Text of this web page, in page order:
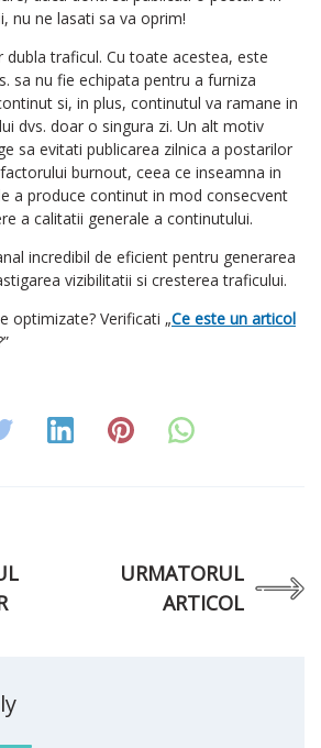
nu ne lasati sa va oprim!
dubla traficul. Cu toate acestea, este
sa nu fie echipata pentru a furniza
si, in plus, continutul va ramane in
dvs. doar o singura zi. Un alt motiv
sa evitati publicarea zilnica a postarilor
burnout, ceea ce inseamna in
a produce continut in mod consecvent
a calitatii generale a continutului.
incredibil de eficient pentru generarea
vizibilitatii si cresterea traficului.
optimizate? Verificati „Ce este un articol
URMATORUL
ARTICOL